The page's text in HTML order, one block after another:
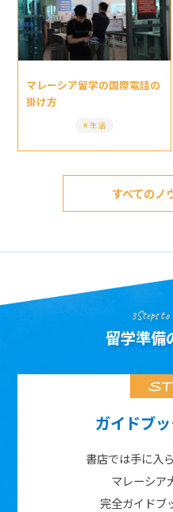
マレーシア留学の国際電話の
掛け方
生活
すべてのノ
3Steps to
留学準備
ガイドブ
書店では手に入
マレーシア
完全ガイドブ